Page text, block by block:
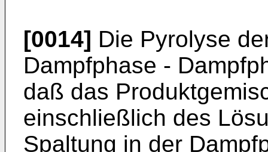
[0014] Die Pyrolyse
Dampfphase -
daß das
einschließlich des
Spaltung in der